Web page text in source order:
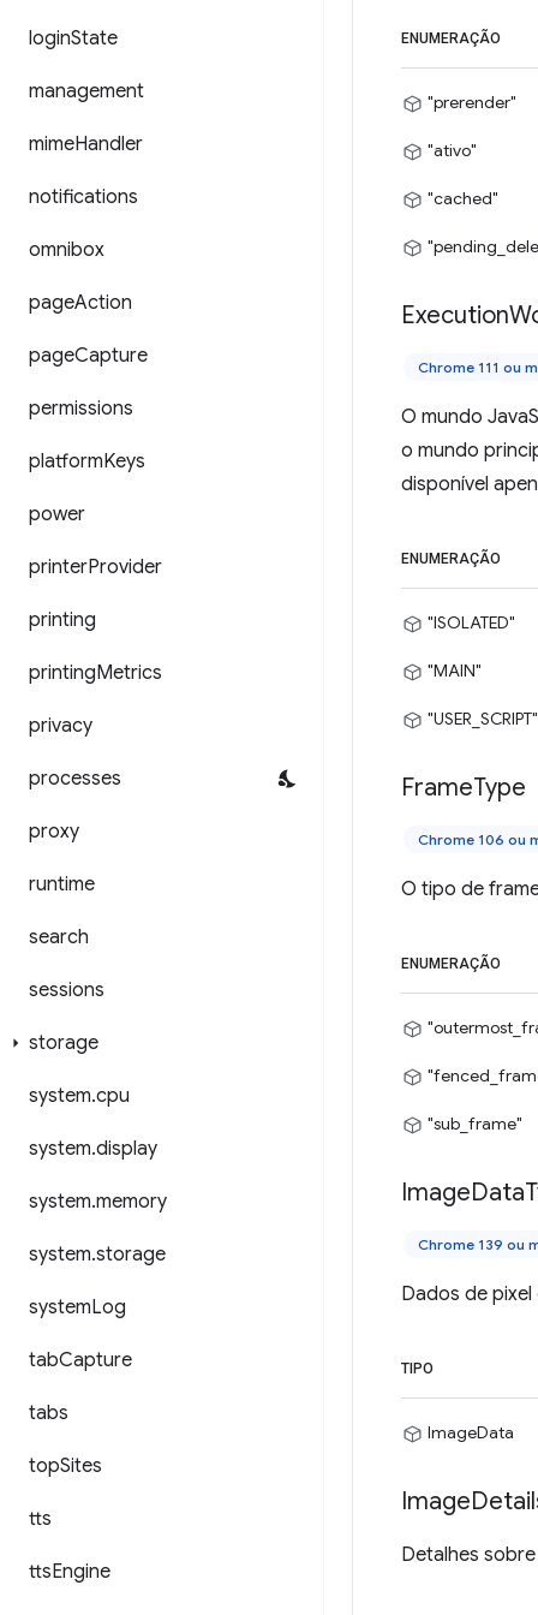
loginState
management
mimeHandler
notifications
omnibox
pageAction
pageCapture
permissions
platformKeys
power
printerProvider
printing
printingMetrics
privacy
processes
proxy
runtime
search
sessions
storage
system.cpu
system.display
system.memory
system.storage
systemLog
tabCapture
tabs
topSites
tts
ttsEngine
ENUMERAÇÃO
"prerender"
"ativo"
"cached"
Execution
Chrome 111 ou
O mundo
o mundo
disponível
ENUMERAÇÃO
"ISOLATED"
"MAIN"
"USER_SCRIPT"
FrameType
Chrome 106 ou
O tipo de
ENUMERAÇÃO
"sub_frame"
ImageData
Chrome 139 ou
Dados de
TIPO
ImageData
Image
Detalhes